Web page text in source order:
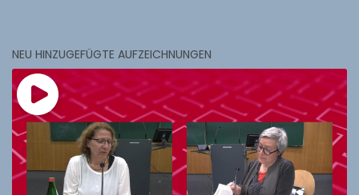
NEU HINZUGEFÜGTE AUFZEICHNUNGEN